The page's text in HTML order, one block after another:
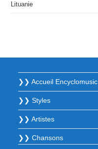
Lituanie
❯❯ Accueil Encyclomusic
❯❯ Styles
❯❯ Artistes
❯❯ Chansons